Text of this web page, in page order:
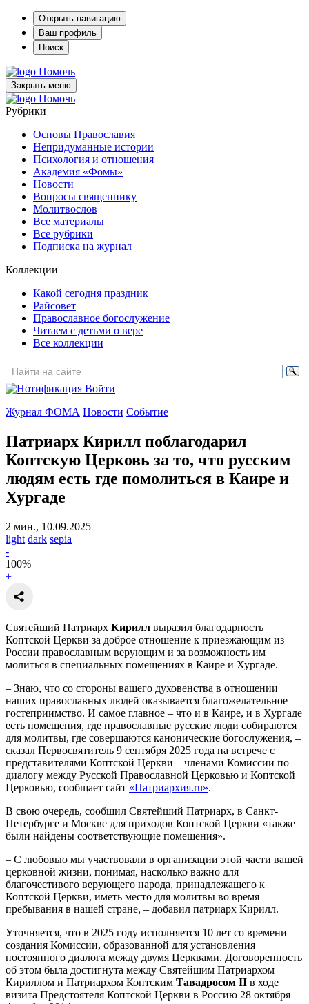
Открыть навигацию
Ваш профиль
Поиск
Помочь
Закрыть меню
Помочь
Рубрики
Основы Православия
Непридуманные истории
Психология и отношения
Академия «Фомы»
Новости
Вопросы священнику
Молитвослов
Все материалы
Все рубрики
Подписка на журнал
Коллекции
Какой сегодня праздник
Райсовет
Православное богослужение
Читаем с детьми о вере
Все коллекции
Войти
Журнал ФОМА Новости Событие
Патриарх Кирилл поблагодарил
Коптскую Церковь за то, что русским
людям есть где помолиться в Каире и
Хургаде
2 мин., 10.09.2025
light dark sepia
-
100%
+
Святейший Патриарх Кирилл выразил благодарность
Коптской Церкви за доброе отношение к приезжающим из
России православным верующим и за возможность им
молиться в специальных помещениях в Каире и Хургаде.
– Знаю, что со стороны вашего духовенства в отношении
наших православных людей оказывается благожелательное
гостеприимство. И самое главное – что и в Каире, и в Хургаде
есть помещения, где православные русские люди собираются
для молитвы, где совершаются канонические богослужения, –
сказал Первосвятитель 9 сентября 2025 года на встрече с
представителями Коптской Церкви – членами Комиссии по
диалогу между Русской Православной Церковью и Коптской
Церковью, сообщает сайт «Патриархия.ru».
В свою очередь, сообщил Святейший Патриарх, в Санкт-
Петербурге и Москве для приходов Коптской Церкви «также
были найдены соответствующие помещения».
– С любовью мы участвовали в организации этой части вашей
церковной жизни, понимая, насколько важно для
благочестивого верующего народа, принадлежащего к
Коптской Церкви, иметь место для молитвы во время
пребывания в нашей стране, – добавил патриарх Кирилл.
Уточняется, что в 2025 году исполняется 10 лет со времени
создания Комиссии, образованной для установления
постоянного диалога между двумя Церквами. Договоренность
об этом была достигнута между Святейшим Патриархом
Кириллом и Патриархом Коптским Тавадросом II в ходе
визита Предстоятеля Коптской Церкви в Россию 28 октября –